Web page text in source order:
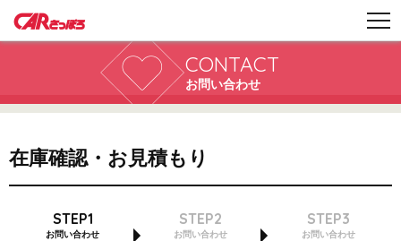
CONTACT
お問い合わせ
在庫確認・お見積もり
STEP1
お問い合わせ
STEP2
お問い合わせ
STEP3
お問い合わせ